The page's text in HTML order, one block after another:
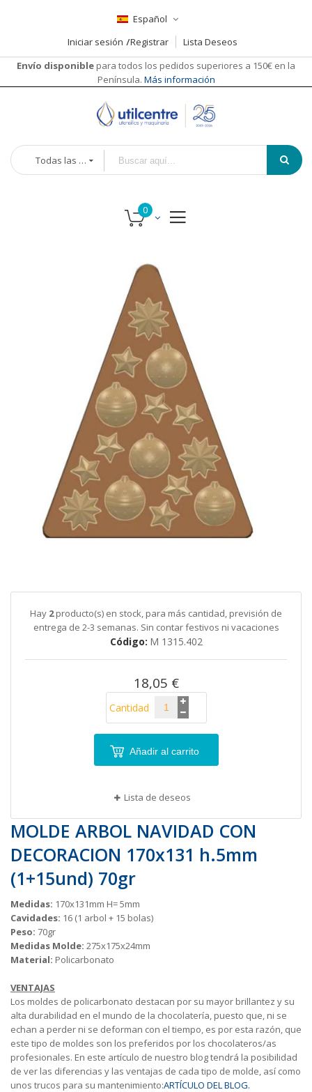
Español
Iniciar sesión
Registrar
Lista Deseos
Envío disponible para todos los pedidos superiores a 150€ en la
Península. Más información
Todas las categorías
comienzo
galería
imágenes
Hay 2producto(s) en stock, para más cantidad, previsión de
entrega de 2-3 semanas. Sin contar festivos ni vacaciones
Código M 1315.402
18,05 €
Cantidad
Añadir al carrito
Lista de deseos
MOLDE ARBOL NAVIDAD CON
DECORACION 170x131 h.5mm
(1+15und) 70gr
Medidas: 170x131mm H= 5mm
Cavidades: 16 (1 arbol + 15 bolas)
Peso: 70gr
Medidas Molde: 275x175x24mm
Material: Policarbonato
VENTAJAS
Los moldes de policarbonato destacan por su mayor brillantez y su
alta durabilidad en el mundo de la chocolatería, puesto que, ni se
echan a perder ni se deforman con el tiempo, es por esta razón, que
este tipo de moldes son los preferidos por los chocolateros/as
profesionales. En este artículo de nuestro blog tendrá la posibilidad
de ver las diferencias y las ventajas de cada tipo de molde, así como
unos trucos para su mantenimiento:ARTÍCULO DEL BLOG.